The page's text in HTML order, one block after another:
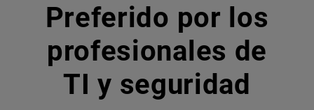
Preferido por los
profesionales de
TI y seguridad